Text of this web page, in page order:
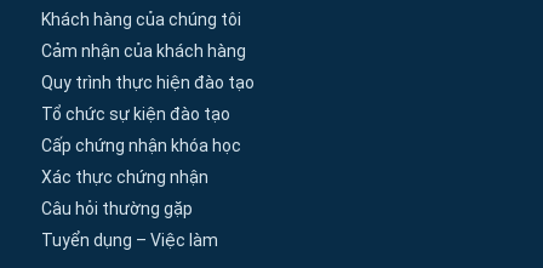
Khách hàng của chúng tôi
Cảm nhận của khách hàng
Quy trình thực hiện đào tạo
Tổ chức sự kiện đào tạo
Cấp chứng nhận khóa học
Xác thực chứng nhận
Câu hỏi thường gặp
Tuyển dụng – Việc làm